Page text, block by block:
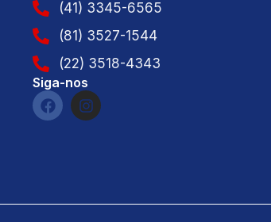
(41) 3345-6565
(81) 3527-1544
(22) 3518-4343
Siga-nos
F
a
k
I
n
a